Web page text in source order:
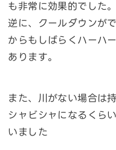
も非常に効果的でした。
逆に、クールダウンが
からもしばらくハーハ
あります。
また、川がない場合は
シャビシャになるくら
いました